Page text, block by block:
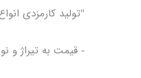
"تولید کارمزدی
- قیمت به تیراژ و